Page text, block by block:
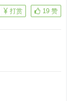
19 赞
打赏